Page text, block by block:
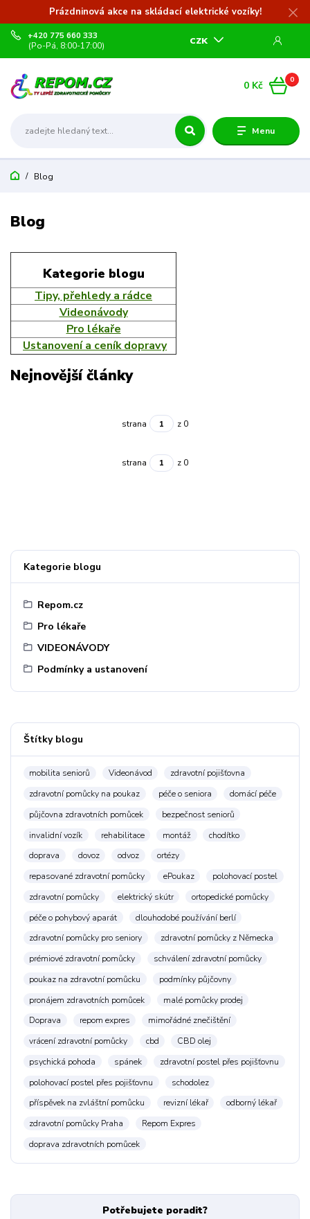
Prázdninová akce na skládací elektrické vozíky!
Menu
CZK
+420 775 660 333
(Po-Pá, 8:00-17:00)
0
0 Kč
Blog
Kategorie blogu
Repom.cz
Pro lékaře
VIDEONÁVODY
Podmínky a ustanovení
Štítky blogu
mobilita seniorů Videonávod
zdravotní pojišťovna
zdravotní pomůcky na poukaz
péče o seniora
domácí péče
půjčovna zdravotních pomůcek
bezpečnost seniorů
invalidní vozík
rehabilitace montáž
chodítko
doprava
dovoz odvoz
ortézy
repasované zdravotní pomůcky
ePoukaz
polohovací postel
zdravotní pomůcky
elektrický skútr
ortopedické pomůcky
péče o pohybový aparát
dlouhodobé používání berlí
zdravotní pomůcky pro seniory
zdravotní pomůcky z Německa
prémiové zdravotní pomůcky
schválení zdravotní pomůcky
poukaz na zdravotní pomůcku
podmínky půjčovny
pronájem zdravotních pomůcek
malé pomůcky prodej
Doprava
repom expres
mimořádné znečištění
vrácení zdravotní pomůcky
cbd
CBD olej
psychická pohoda
spánek
zdravotní postel přes pojišťovnu
polohovací postel přes pojišťovnu
schodolez
příspěvek na zvláštní pomůcku
revizní lékař
odborný lékař
zdravotní pomůcky Praha
Repom Expres
doprava zdravotních pomůcek
Potřebujete poradit?
Blog
Kategorie blogu
Tipy, přehledy a rádce
Videonávody
Pro lékaře
Ustanovení a ceník dopravy
Nejnovější články
strana z 0
strana z 0